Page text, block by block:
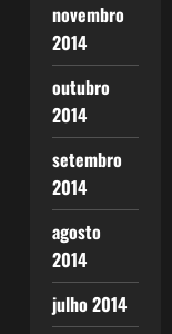
novembro
2014
outubro
2014
setembro
2014
agosto
2014
julho 2014